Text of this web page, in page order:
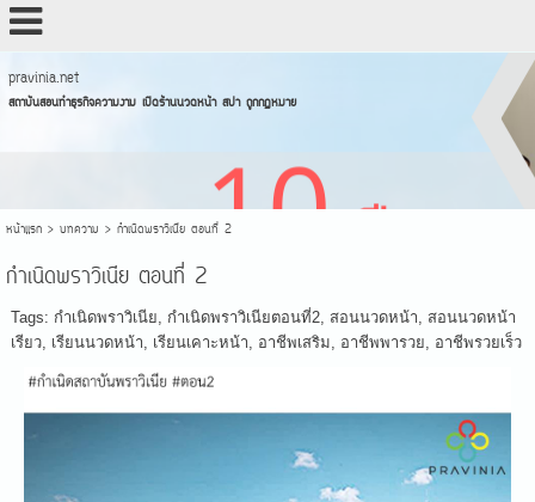
pravinia.net
สถาบันสอนทำธุรกิจความงาม เปิดร้านนวดหน้า สปา ถูกกฏหมาย
หน้าแรก> บทความ > กำเนิดพราวิเนีย ตอนที่ 2
กำเนิดพราวิเนีย ตอนที่ 2
Tags: กำเนิดพราวิเนีย กำเนิดพราวิเนียตอนที่2, สอนนวดหน้า
สอนนวดหน้า
เรียว, เรียนนวดหน้า เรียนเคาะหน้า อาชีพเสริม อาชีพพารวย อาชีพรวยเร็ว